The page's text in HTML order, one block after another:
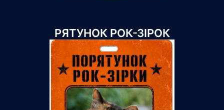
РЯТУНОК РОК-ЗІРОК